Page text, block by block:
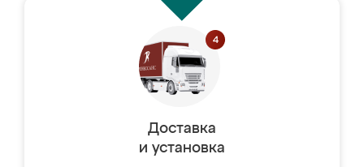
Доставка
и установка